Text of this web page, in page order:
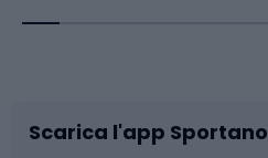
Bushcraft
Slitte e slittini
Scarica l'app Sportano